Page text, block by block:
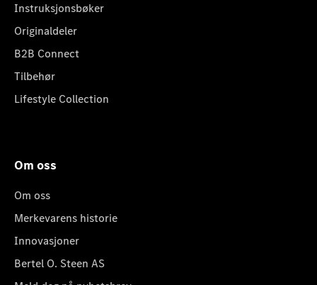
Instruksjonsbøker
Originaldeler
B2B Connect
Tilbehør
Lifestyle Collection
Om oss
Om oss
Merkevarens historie
Innovasjoner
Bertel O. Steen AS